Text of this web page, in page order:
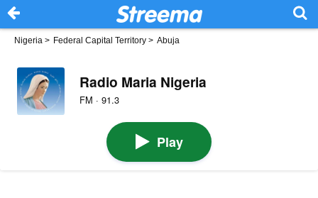
Nigeria > Federal Capital Territory > Abuja
Radio Maria Nigeria
FM · 91.3
Play